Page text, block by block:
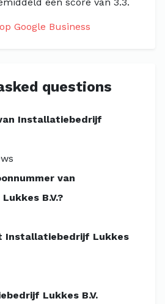
Google Business
questions
Installatiebedrijf
van
B.V.?
Installatiebedrijf Lukkes
Lukkes B.V.